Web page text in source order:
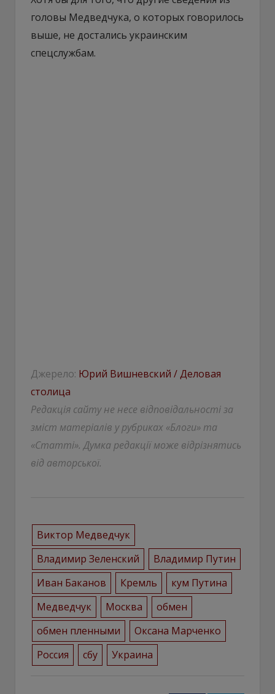
головы Медведчука, о которых говорилось
выше, не достались украинским
спецслужбам.
Джерело: Юрий Вишневский / Деловая
столица
Редакція сайту не несе відповідальності за
зміст матеріалів у рубриках «Блоги» та
«Статті». Думка редакції може відрізнятись
від авторської.
Виктор Медведчук
Владимир Зеленский
Владимир Путин
Иван Баканов
Кремль
кум Путина
Медведчук
Москва
обмен
обмен пленными
Оксана Марченко
Россия
сбу Украина